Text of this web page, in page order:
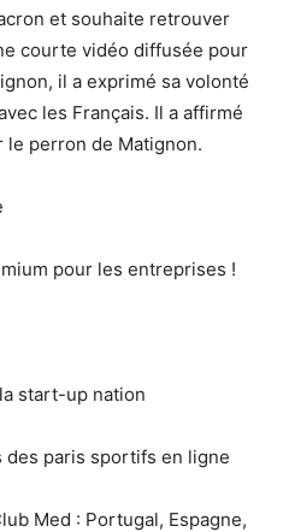
et souhaite retrouver
courte vidéo diffusée pour
il a exprimé sa volonté
les Français. Il a affirmé
perron de Matignon.
pour les entreprises !
start-up nation
paris sportifs en ligne
Med : Portugal, Espagne,